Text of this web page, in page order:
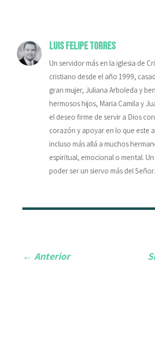
Luis Felipe Torres
Un servidor más en la iglesia de
cristiano desde el año 1999,
gran mujer, Juliana Arboleda y
hermosos hijos, Maria Camila y
el deseo firme de servir a Dios
corazón y apoyar en lo que este
incluso más allá a muchos
espiritual, emocional o mental.
poder ser un siervo más del Señor.
← Anterior